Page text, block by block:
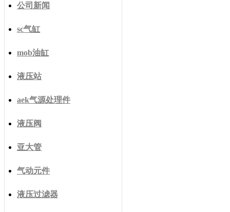
公司新闻
sc气缸
mob油缸
液压站
aek气源处理件
液压阀
亚大管
气动元件
液压过滤器